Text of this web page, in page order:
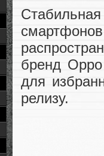
бренд
для
релизу.